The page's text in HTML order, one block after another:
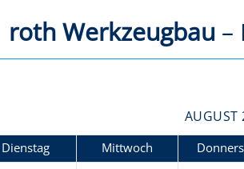
roth Werkzeugbau –
AUGUST
Dienstag Mittwoch Do